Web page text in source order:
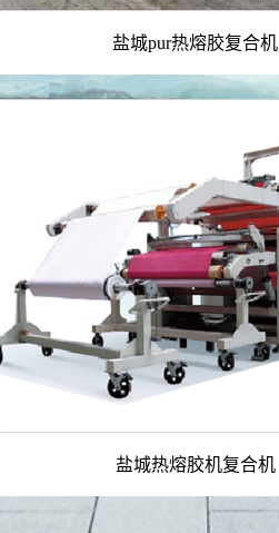
盐城pur热熔胶复合机
盐城热熔胶机复合机